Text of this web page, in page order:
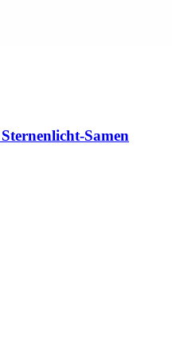
Samen